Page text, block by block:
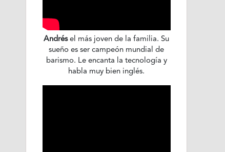
Andrésel más joven de la familia. Su
sueño es ser campeón mundial de
barismo. Le encanta la tecnología y
habla muy bien inglés.